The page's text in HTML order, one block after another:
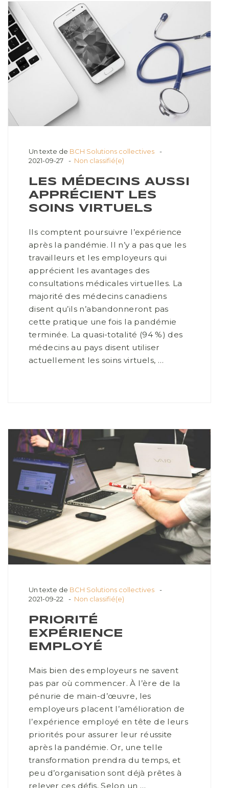
Un texte de BCH Solutions collectives
2021-09-27
Non classifié(e)
LES MÉDECINS AUSSI
APPRÉCIENT LES
SOINS VIRTUELS
Ils comptent poursuivre l’expérience
après la pandémie. Il n’y a pas que les
travailleurs et les employeurs qui
apprécient les avantages des
consultations médicales virtuelles. La
majorité des médecins canadiens
disent qu’ils n’abandonneront pas
cette pratique une fois la pandémie
terminée. La quasi-totalité (94 %) des
médecins au pays disent utiliser
actuellement les soins virtuels, …
Un texte de BCH Solutions collectives
2021-09-22
Non classifié(e)
PRIORITÉ
EXPÉRIENCE
EMPLOYÉ
Mais bien des employeurs ne savent
pas par où commencer. À l’ère de la
pénurie de main-d’œuvre, les
employeurs placent l’amélioration de
l’expérience employé en tête de leurs
priorités pour assurer leur réussite
après la pandémie. Or, une telle
transformation prendra du temps, et
peu d’organisation sont déjà prêtes à
relever ces défis. Selon un …